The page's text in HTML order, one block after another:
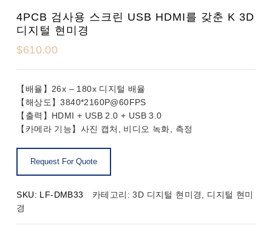
4PCB 검사용 스크린 USB HDMI를 갖춘 K 3D
디지털 현미경
$610.00
【배율】26x – 180x 디지털 배율
【해상도】3840*2160P@60FPS
【출력】HDMI + USB 2.0 + USB 3.0
【카메라 기능】사진 캡처, 비디오 녹화, 측정
SKU: LF-DMB33 카테고리:3D 디지털 현미경, 디지털 현미
경